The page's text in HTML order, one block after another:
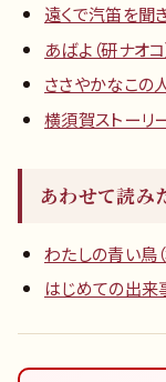
遠くで汽笛を聞
あばよ（研ナオ
ささやかなこの
横須賀ストーリ
あわせて読み
わたしの青い鳥
はじめての出来